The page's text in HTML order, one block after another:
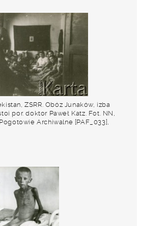
ZSRR. Obóz Junaków, izba
por. doktor Paweł Katz. Fot. NN,
Archiwalne [PAF_033],